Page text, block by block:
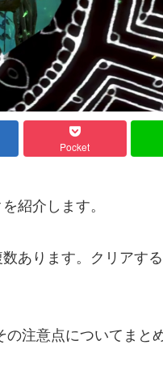
Pocket
紹介します。
あります。クリアす
注意点についてまと